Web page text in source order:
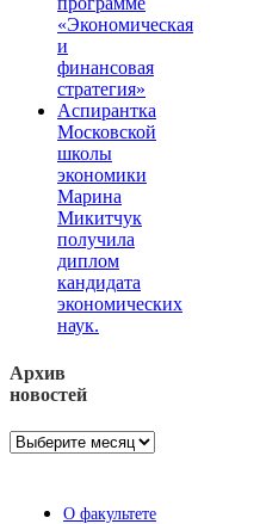
«Экономическая
и
финансовая
стратегия»
Аспирантка
Московской
школы
экономики
Марина
Микитчук
получила
диплом
кандидата
экономических
наук.
Архив
новостей
Архив
О факультете